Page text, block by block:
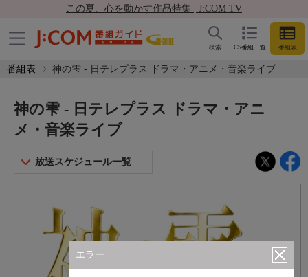
この夏、心を動かす作品特集 | J:COM TV
CS番組一覧 番組表
検索
番組表 神の雫 - 日テレプラス ドラマ・アニメ・音楽ライブ
エラー
神の雫 - 日テレプラス ドラマ・アニ
メ・音楽ライブ
放送スケジュール一覧